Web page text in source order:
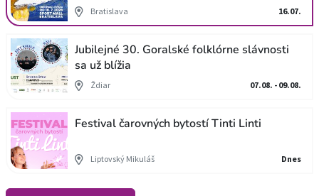
Bratislava 16.07.
Jubilejné 30. Goralské folklórne slávnosti
sa už blížia
Ždiar 07.08. - 09.08.
Festival čarovných bytostí Tinti Linti
Liptovský Mikuláš Dnes